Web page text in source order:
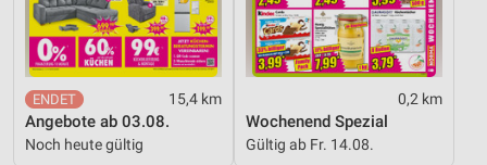
15,4 km
Angebote ab 03.08.
Noch heute gültig
0,2 km
Wochenend Spezial
Gültig ab Fr. 14.08.